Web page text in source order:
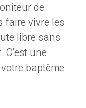
de
faire vivre les
libre sans
C’est une
baptême